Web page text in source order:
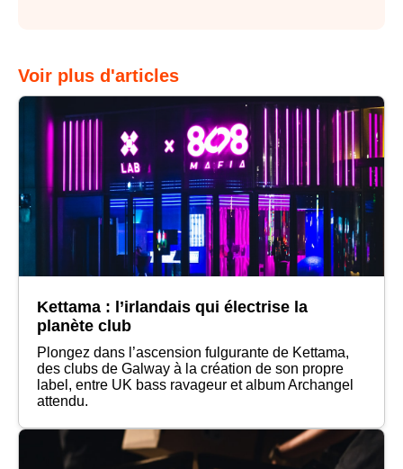
Voir plus d'articles
Kettama : l’irlandais qui électrise la
planète club
Plongez dans l’ascension fulgurante de Kettama,
des clubs de Galway à la création de son propre
label, entre UK bass ravageur et album Archangel
attendu.